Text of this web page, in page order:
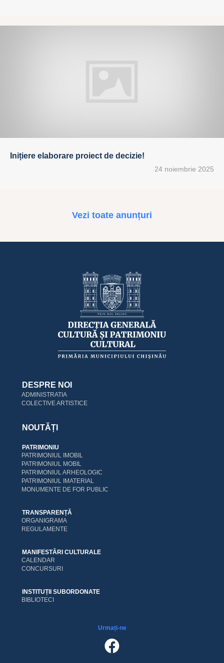
Inițiere elaborare proiect de decizie!
24 noiembrie 2025
Vezi toate anunțuri
DESPRE NOI
ADMINISTRATIA
COLECTIVE ARTISTICE
NOUTĂȚI
PATRIMONIU
PATRIMONIUL IMOBIL
PATRIMONIUL MOBIL
PATRIMONIUL ARHEOLOGIC
PATRIMONIUL IMATERIAL
MONUMENTE DE FOR PUBLIC
TRANSPARENȚĂ
ORGANIGRAMA
REGULAMENTE
MANIFESTĂRI CULTURALE
CALENDAR
CONCURSURI
INSTITUȚII SUBORDONATE
BIBLIOTECI
Urmați-ne